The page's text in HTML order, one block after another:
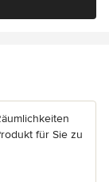
für Sie zu